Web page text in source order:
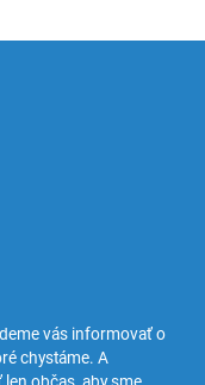
vás informovať o
chystáme. A